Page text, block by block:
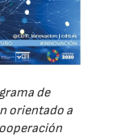
de
orientado a